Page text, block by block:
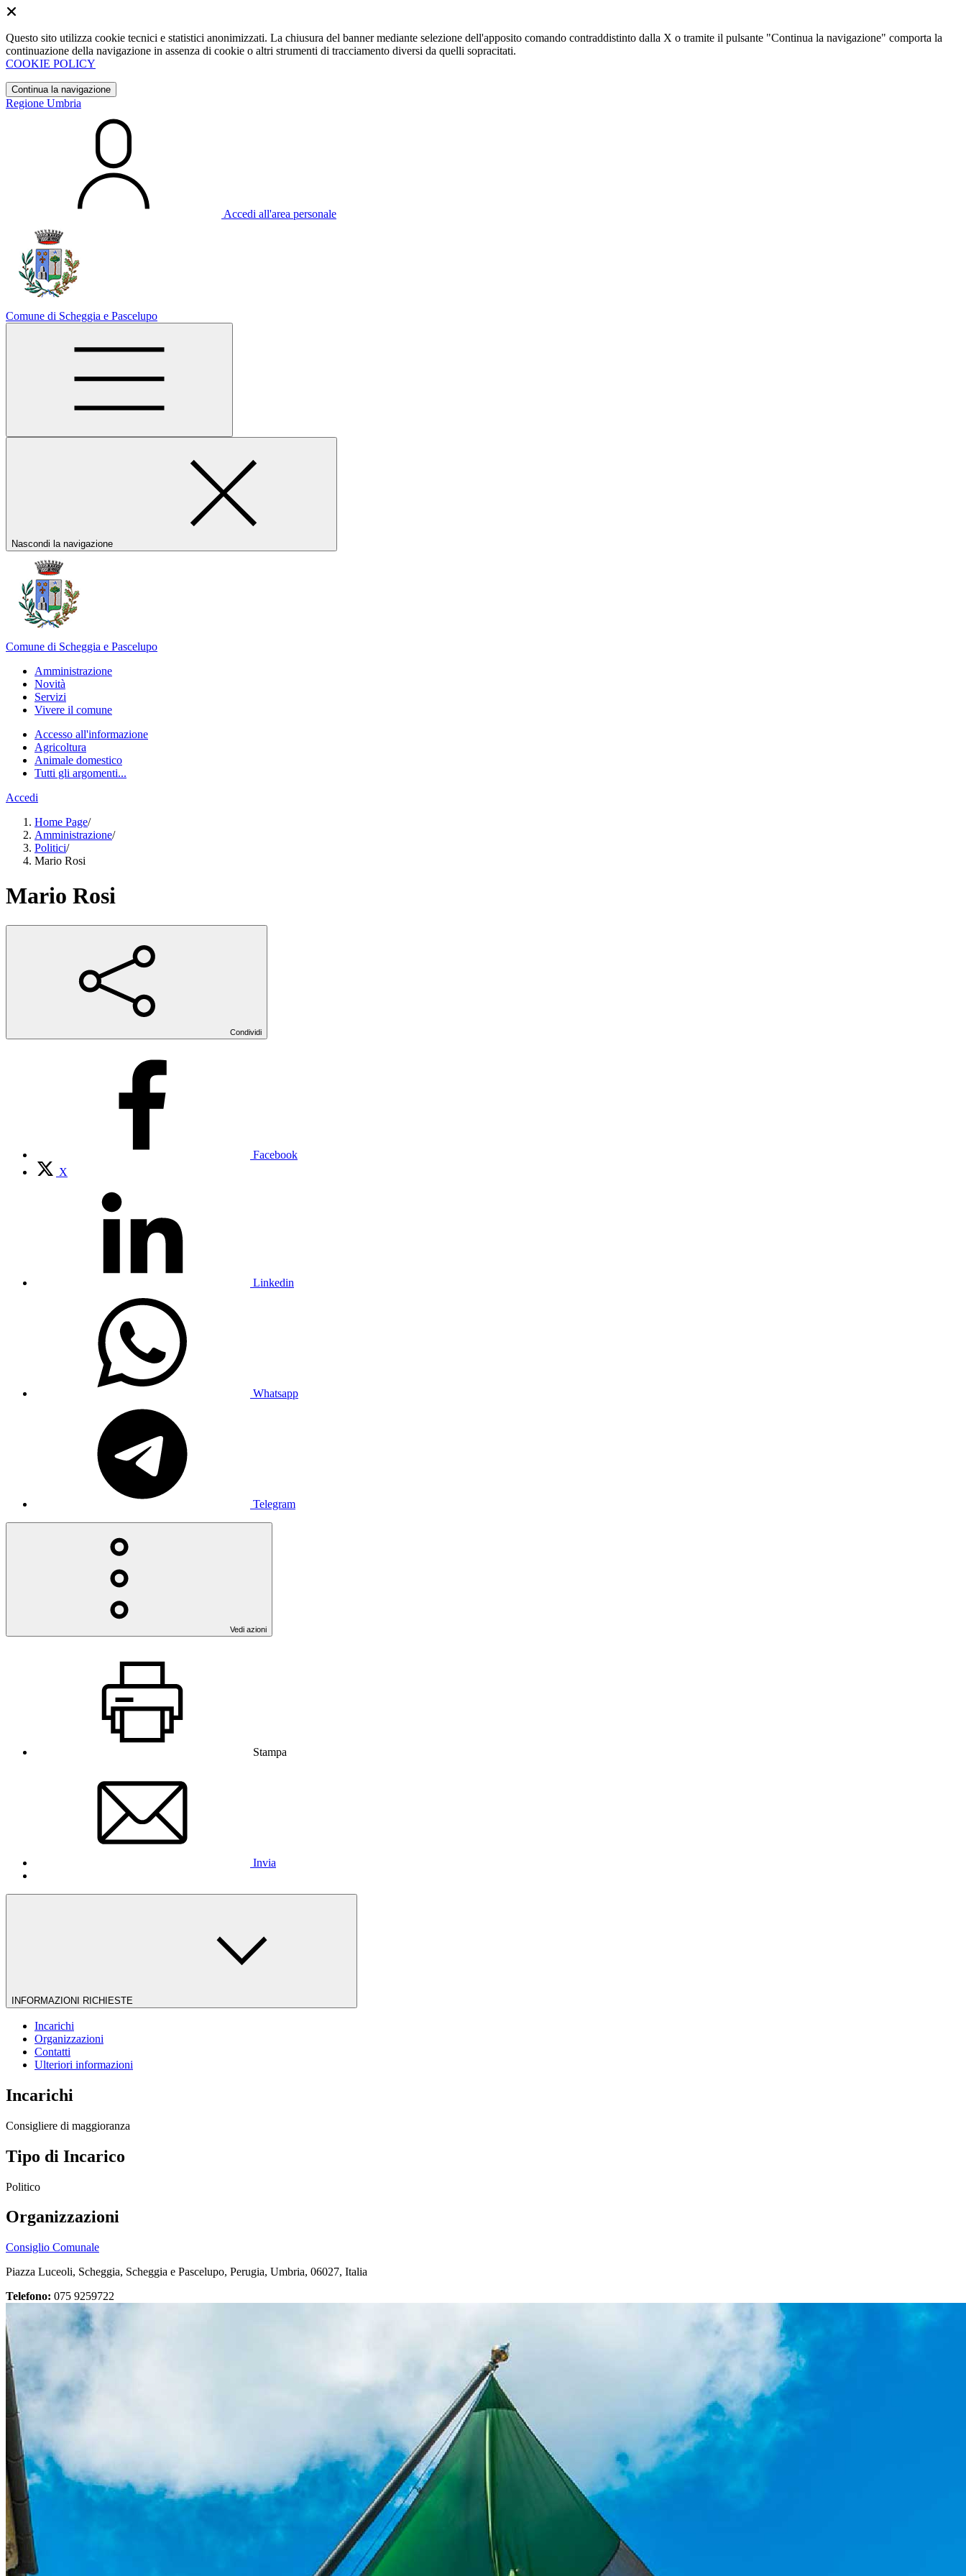
Questo sito utilizza cookie tecnici e statistici anonimizzati. La chiusura del banner mediante selezione dell'apposito comando contraddistinto dalla X o tramite il pulsante "Continua la navigazione" comporta la
continuazione della navigazione in assenza di cookie o altri strumenti di tracciamento diversi da quelli sopracitati.
COOKIE POLICY
Continua la navigazione
Regione Umbria
Accedi all'area personale
Comune di Scheggia e Pascelupo
Nascondi la navigazione
Comune di Scheggia e Pascelupo
Amministrazione
Novità
Servizi
Vivere il comune
Accesso all'informazione
Agricoltura
Animale domestico
Tutti gli argomenti...
Accedi
Home Page/
Amministrazione/
Politici/
Mario Rosi
Mario Rosi
Condividi
Facebook
X
Linkedin
Whatsapp
Telegram
Vedi azioni
Stampa
Invia
INFORMAZIONI RICHIESTE
Incarichi
Organizzazioni
Contatti
Ulteriori informazioni
Incarichi
Consigliere di maggioranza
Tipo di Incarico
Politico
Organizzazioni
Consiglio Comunale
Piazza Luceoli, Scheggia, Scheggia e Pascelupo, Perugia, Umbria, 06027, Italia
Telefono: 075 9259722